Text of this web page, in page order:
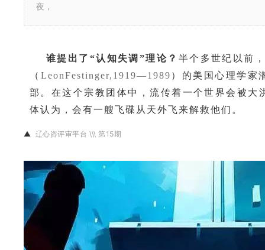
夜，
谁提出了“认知失调”理论？ 半个多世纪以前
（ LeonFestinger,1919—1989 ）的美国心理学家
部。 在这个宗教团体中，流传着一个世界会被大
体认为，会有一艘飞碟从天外飞来解救他们。
▲ 辽心咨评审平台 \\\ 第15期